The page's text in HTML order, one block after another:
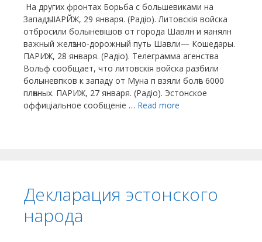
На других фронтах Борьба с большевиками на
Западѣ. ІІАРЙЖ, 29 января. (Радіо). Литовскія войска
отбросили болыневішов от города Шавлн и яанялн
важный желѣзно-дорожный путь Шавли— Кошедары.
ПАРИЖ, 28 января. (Радіо). Телеграмма агенства
Вольф сообщает, что литовскія войска разбили
болыневпков к западу от Муна п взяли болѣе 6000
плѣнных. ПАРИЖ, 27 января. (Радіо). Эстонское
оффиціальное сообщеніе … Read more
Декларация эcтонского
народа